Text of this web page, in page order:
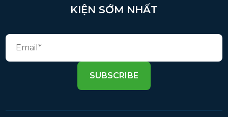
KIỆN SỚM NHẤT
SUBSCRIBE